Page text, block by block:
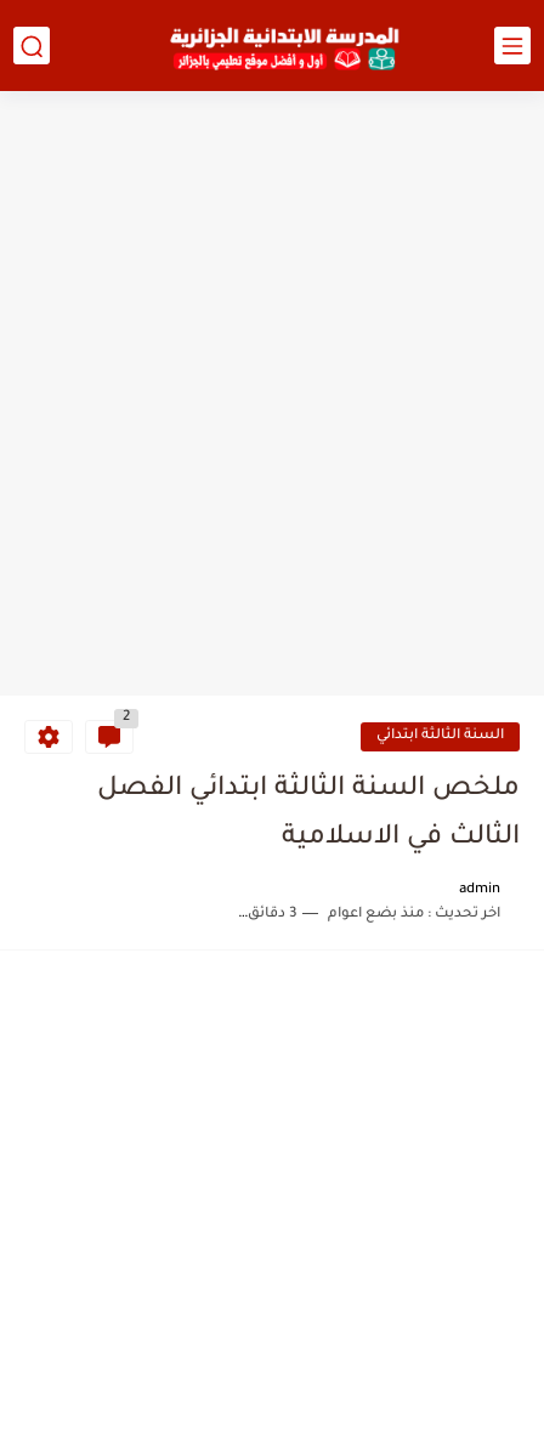
السنة الثالثة ابتدائي
2
ملخص السنة الثالثة ابتدائي الفصل
الثالث في الاسلامية
admin
اخر تحديث :منذ بضع اعوام 3 دقائق للقراءة